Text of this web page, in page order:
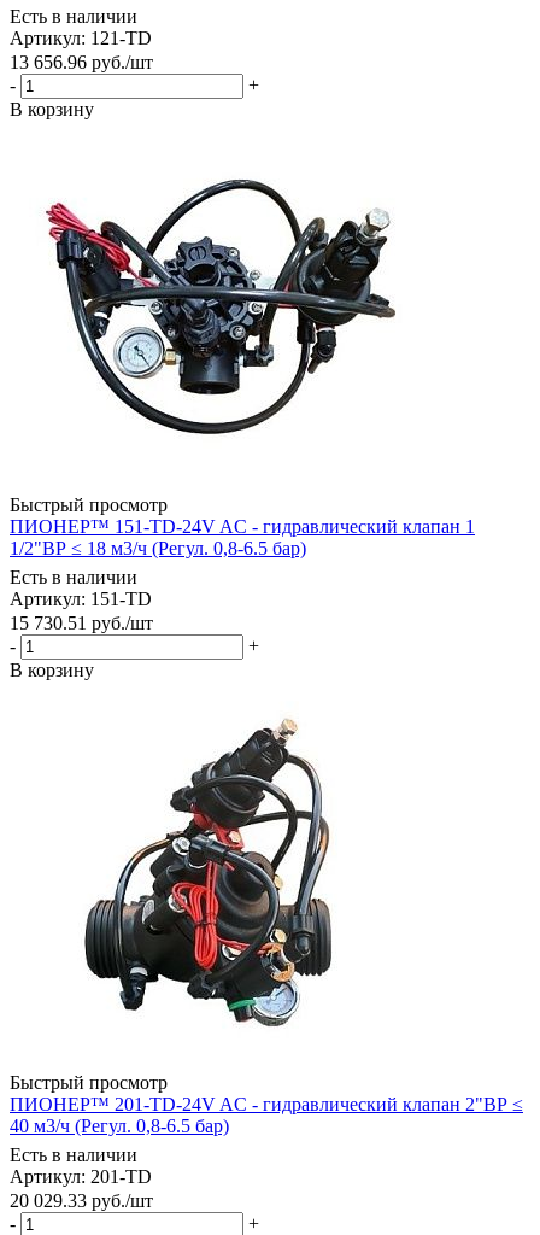
Есть в наличии
Артикул: 121-TD
13 656.96 руб./шт
-
+
В корзину
Быстрый просмотр
ПИОНЕР™ 151-TD-24V AC - гидравлический клапан 1
1/2"ВР ≤ 18 м3/ч (Регул. 0,8-6.5 бар)
Есть в наличии
Артикул: 151-TD
15 730.51 руб./шт
-
+
В корзину
Быстрый просмотр
ПИОНЕР™ 201-TD-24V AC - гидравлический клапан 2"ВР ≤
40 м3/ч (Регул. 0,8-6.5 бар)
Есть в наличии
Артикул: 201-TD
20 029.33 руб./шт
-
+